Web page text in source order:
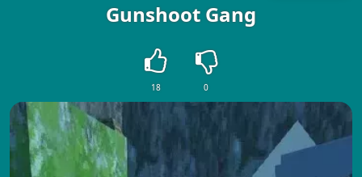
Gunshoot Gang
18 0